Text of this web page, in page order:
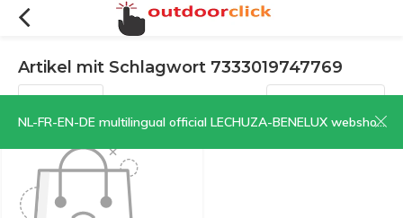
NL-FR-EN-DE multilingual official LECHUZA-BENELUX webshop | CLICK HERE NOW!
Artikel mit Schlagwort 7333019747769
Filter Sortieren nach: